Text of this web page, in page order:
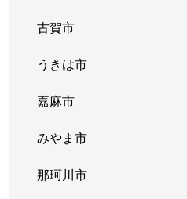
古賀市
うきは市
嘉麻市
みやま市
那珂川市